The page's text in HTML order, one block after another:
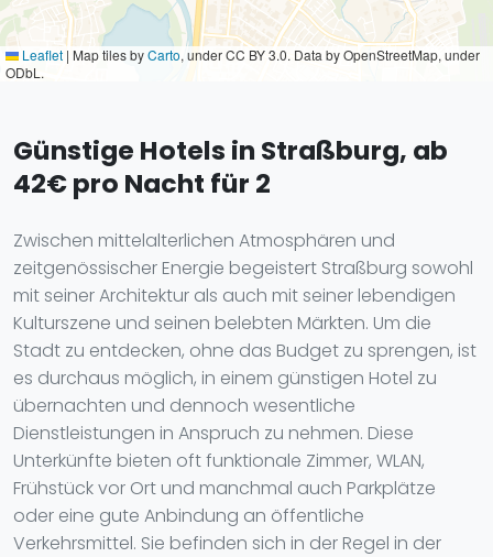
Leaflet | Map tiles byCarto, under CC BY 3.0. Data by OpenStreetMap, under
ODbL.
Günstige Hotels in Straßburg, ab
42€ pro Nacht für 2
Zwischen mittelalterlichen Atmosphären und
zeitgenössischer Energie begeistert Straßburg sowohl
mit seiner Architektur als auch mit seiner lebendigen
Kulturszene und seinen belebten Märkten. Um die
Stadt zu entdecken, ohne das Budget zu sprengen, ist
es durchaus möglich, in einem günstigen Hotel zu
übernachten und dennoch wesentliche
Dienstleistungen in Anspruch zu nehmen. Diese
Unterkünfte bieten oft funktionale Zimmer, WLAN,
Frühstück vor Ort und manchmal auch Parkplätze
oder eine gute Anbindung an öffentliche
Verkehrsmittel. Sie befinden sich in der Regel in der